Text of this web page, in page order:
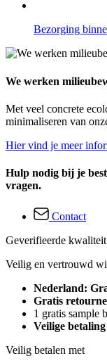
Bezorging
We werken
Met veel concrete
minimaliseren van
Hier vind je meer
Hulp nodig bij je
vragen.
Contact
Geverifieerde kwaliteit
Veilig en vertrouwd
Nederland:
Gratis
1 gratis sample
Veilige betaling
Veilig betalen met